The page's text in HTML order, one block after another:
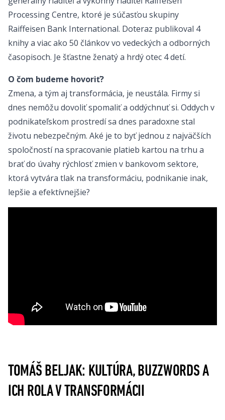
Processing Centre, ktoré je súčasťou skupiny
Raiffeisen Bank International. Doteraz publikoval 4
knihy a viac ako 50 článkov vo vedeckých a odborných
časopisoch. Je šťastne ženatý a hrdý otec 4 detí.
O čom budeme hovoriť?
Zmena, a tým aj transformácia, je neustála. Firmy si
dnes nemôžu dovoliť spomaliť a oddýchnuť si. Oddych v
podnikateľskom prostredí sa dnes paradoxne stal
životu nebezpečným. Aké je to byť jednou z najväčších
spoločností na spracovanie platieb kartou na trhu a
brať do úvahy rýchlosť zmien v bankovom sektore,
ktorá vytvára tlak na transformáciu, podnikanie inak,
lepšie a efektívnejšie?
TOMÁŠ BELJAK: KULTÚRA, BUZZWORDS A
ICH ROLA V TRANSFORMÁCII